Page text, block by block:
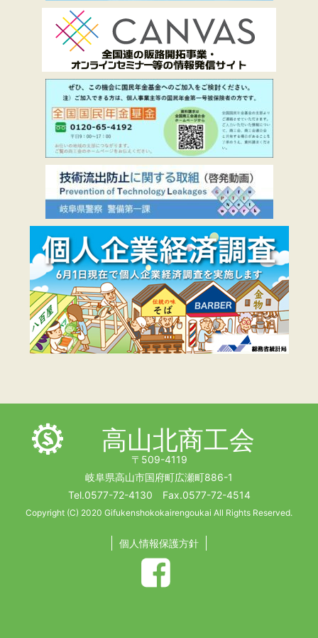
高山北商工会
〒509-4119
岐阜県高山市国府町広瀬町886-1
Tel.0577-72-4130 Fax.0577-72-4514
Copyright (C) 2020 Gifukenshokokairengoukai All Rights Reserved.
個人情報保護方針